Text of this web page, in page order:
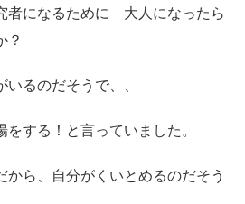
者になるために 大人になったら
？
るのだそうで、、
する！と言っていました。
から、自分がくいとめるのだそう